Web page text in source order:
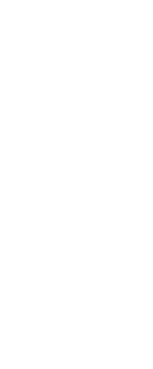
El
del Gobierno
ampliar y
está
Tras recibir
oficio.
dirigen a